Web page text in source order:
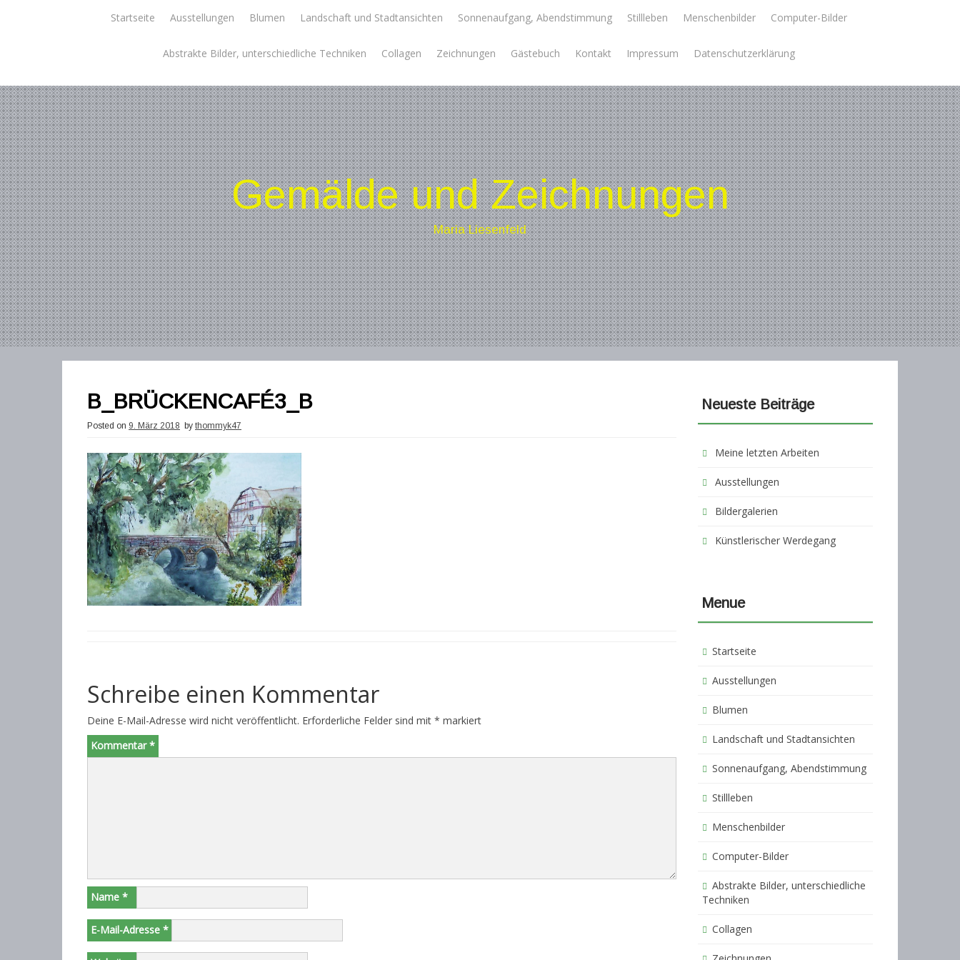
Startseite Ausstellungen Blumen Landschaft und Stadtansichten Sonnenaufgang, Abendstimmung Stillleben Menschenbilder Computer-Bilder
Abstrakte Bilder, unterschiedliche Techniken Collagen Zeichnungen Gästebuch Kontakt Impressum Datenschutzerklärung
Gemälde und Zeichnungen
Maria Liesenfeld
B_BRÜCKENCAFÉ3_B
Posted on 9. März 2018 by thommyk47
Schreibe einen Kommentar
Deine E-Mail-Adresse wird nicht veröffentlicht. Erforderliche Felder sind mit * markiert
Kommentar*
Name *
E-Mail-Adresse *
Neueste Beiträge
Meine letzten Arbeiten
Ausstellungen
Bildergalerien
Künstlerischer Werdegang
Menue
Startseite
Ausstellungen
Blumen
Landschaft und Stadtansichten
Sonnenaufgang, Abendstimmung
Stillleben
Menschenbilder
Computer-Bilder
Abstrakte Bilder, unterschiedliche
Techniken
Collagen